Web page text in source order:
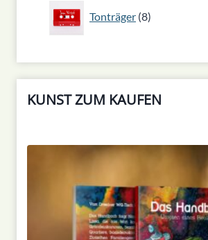
Tonträger 8
Produkte
KUNST ZUM KAUFEN